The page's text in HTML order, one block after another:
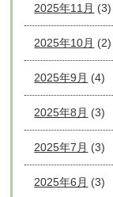
2025年11月 (3)
2025年10月 (2)
2025年9月 (4)
2025年8月 (3)
2025年7月 (3)
2025年6月 (3)